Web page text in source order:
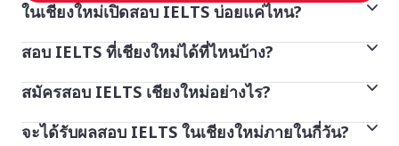
ในเชียงใหม่เปิดสอบ IELTS บ่อยแค่ไหน?
โดยปกติแล้วการสอบ IELTS ด้วยคอมพิวเตอร์ จะมีรอบ
สอบเปิดให้บริการหลายรอบต่อเดือน และในบางศูนย์สอบ
ยังมีรอบสอบวันเสาร์-อาทิตย์ เพื่ออำนวยความสะดวกให้กับ
ผู้สมัครอีกด้วย
สอบ IELTS ที่เชียงใหม่ได้ที่ไหนบ้าง?
IELTS on Computer มีสอบที่ศูนย์สอบ IDP 3 แห่งใน
เชียงใหม่ และ IELTS on Paper มีสอบทุกวันเสาร์
สมัครสอบ IELTS เชียงใหม่อย่างไร?
สมัครสอบได้ง่าย ๆ ผ่านเว็บไซต์ IDP IELTS Thailand
จะได้รับผลสอบ IELTS ในเชียงใหม่ภายในกี่วัน?